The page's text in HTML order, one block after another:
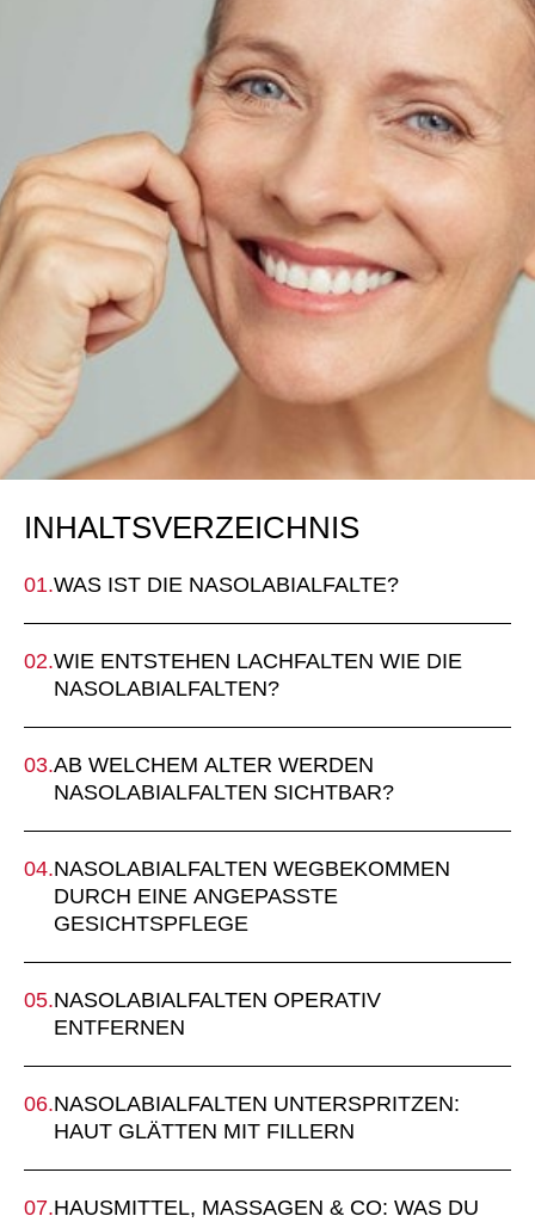
INHALTSVERZEICHNIS
WAS IST DIE NASOLABIALFALTE?
WIE ENTSTEHEN LACHFALTEN WIE DIE
NASOLABIALFALTEN?
AB WELCHEM ALTER WERDEN
NASOLABIALFALTEN SICHTBAR?
NASOLABIALFALTEN WEGBEKOMMEN
DURCH EINE ANGEPASSTE
GESICHTSPFLEGE
NASOLABIALFALTEN OPERATIV
ENTFERNEN
NASOLABIALFALTEN UNTERSPRITZEN:
HAUT GLÄTTEN MIT FILLERN
HAUSMITTEL, MASSAGEN & CO: WAS DU